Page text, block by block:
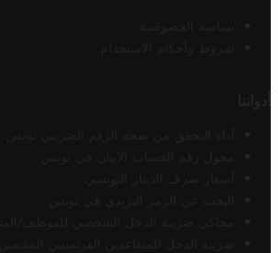
سياسة الخصوصية
شروط وأحكام الاستخدام
أدواتنا
أداة التحقق من صحة الرقم الضريبي تونس
محول رقم الحساب الآيبان في تونس
أسعار صرف الدينار التونسي
البحث عن الرمز البريدي في تونس
محاكي ضريبة الدخل الشخصي للموظف/
ضريبة الدخل للمتقاعدين الفرنسيين